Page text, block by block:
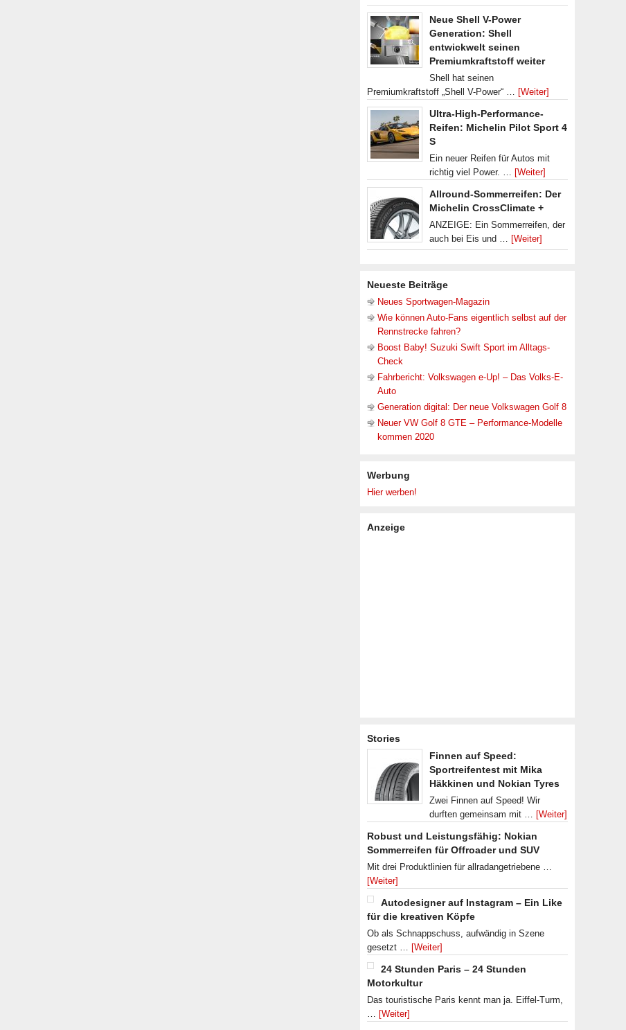
Neue Shell V-Power
Generation: Shell
entwickwelt seinen
Premiumkraftstoff weiter
Shell hat seinen
Premiumkraftstoff „Shell V-Power“ … [Weiter]
Ultra-High-Performance-
Reifen: Michelin Pilot Sport 4
S
Ein neuer Reifen für Autos mit
richtig viel Power. … [Weiter]
Allround-Sommerreifen: Der
Michelin CrossClimate +
ANZEIGE: Ein Sommerreifen, der
auch bei Eis und … [Weiter]
Neueste Beiträge
Neues Sportwagen-Magazin
Wie können Auto-Fans eigentlich selbst auf der
Rennstrecke fahren?
Boost Baby! Suzuki Swift Sport im Alltags-
Check
Fahrbericht: Volkswagen e-Up! – Das Volks-E-
Auto
Generation digital: Der neue Volkswagen Golf 8
Neuer VW Golf 8 GTE – Performance-Modelle
kommen 2020
Werbung
Hier werben!
Anzeige
Stories
Finnen auf Speed:
Sportreifentest mit Mika
Häkkinen und Nokian Tyres
Zwei Finnen auf Speed! Wir
durften gemeinsam mit … [Weiter]
Robust und Leistungsfähig: Nokian
Sommerreifen für Offroader und SUV
Mit drei Produktlinien für allradangetriebene …
[Weiter]
Autodesigner auf Instagram – Ein Like
für die kreativen Köpfe
Ob als Schnappschuss, aufwändig in Szene
gesetzt … [Weiter]
24 Stunden Paris – 24 Stunden
Motorkultur
Das touristische Paris kennt man ja. Eiffel-Turm,
… [Weiter]